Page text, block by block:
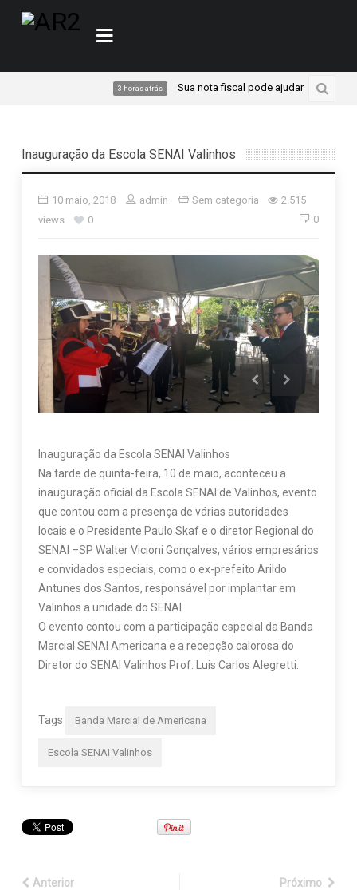
3 horas atrás Sua nota fiscal pode ajudar a transformar o
Inauguração da Escola SENAI Valinhos
10 maio, 2018 admin Sem categoria
2.515
views
0 0
Inauguração da Escola SENAI Valinhos
Na tarde de quinta-feira, 10 de maio, aconteceu a
inauguração oficial da Escola SENAI de Valinhos, evento
que contou com a presença de várias autoridades
locais e o Presidente Paulo Skaf e o diretor Regional do
SENAI –SP Walter Vicioni Gonçalves, vários empresários
e convidados especiais, como o ex-prefeito Arildo
Antunes dos Santos, responsável por implantar em
Valinhos a unidade do SENAI.
O evento contou com a participação especial da Banda
Marcial SENAI Americana e a recepção calorosa do
Diretor do SENAI Valinhos Prof. Luis Carlos Alegretti.
Tags Banda Marcial de Americana
Escola SENAI Valinhos
Anterior
Próximo